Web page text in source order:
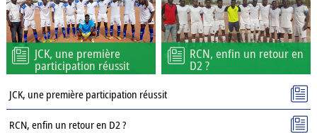
JCK, une première
participation réussit
RCN, enfin un retour en
D2 ?
JCK, une première participation réussit
RCN, enfin un retour en D2 ?